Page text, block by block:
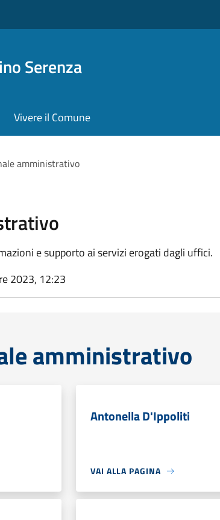
Serenza
Vivere il Comune
amministrativo
e supporto ai servizi erogati dagli uffici.
2023, 12:23
amministrativo
Antonella D'Ippoliti
VAI ALLA PAGINA